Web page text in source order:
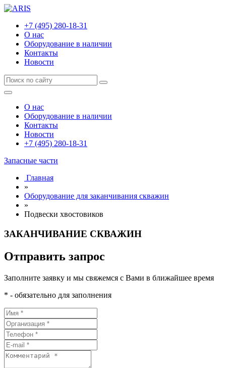
+7 (495) 280-18-31
О нас
Оборудование в наличии
Контакты
Новости
О нас
Оборудование в наличии
Контакты
Новости
+7 (495) 280-18-31
Запасные части
Главная
»
Оборудование для заканчивания скважин
»
Подвески хвостовиков
ЗАКАНЧИВАНИЕ СКВАЖИН
Отправить запрос
Заполните заявку и мы свяжемся с Вами в ближайшее время
* - обязательно для заполнения